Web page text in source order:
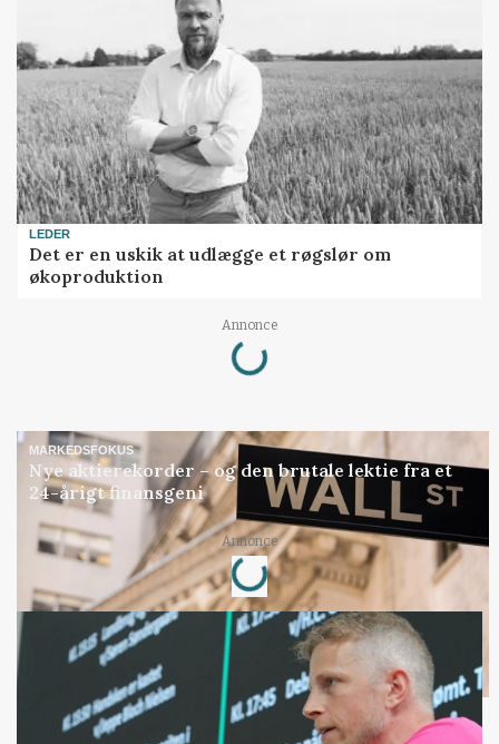
LEDER
Det er en uskik at udlægge et røgslør om
økoproduktion
Annonce
Loading...
MARKEDSFOKUS
Nye aktierekorder – og den brutale lektie fra et
24-årigt finansgeni
Annonce
Loading...